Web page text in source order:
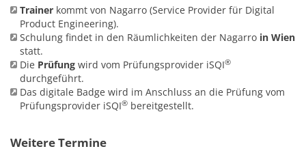
Trainer kommt von Nagarro (Service Provider für Digital
Product Engineering).
Schulung findet in den Räumlichkeiten der Nagarro in Wien
statt.
Die Prüfung wird vom Prüfungsprovider iSQI®
durchgeführt.
Das digitale Badge wird im Anschluss an die Prüfung vom
Prüfungsprovider iSQI® bereitgestellt.
Weitere Termine